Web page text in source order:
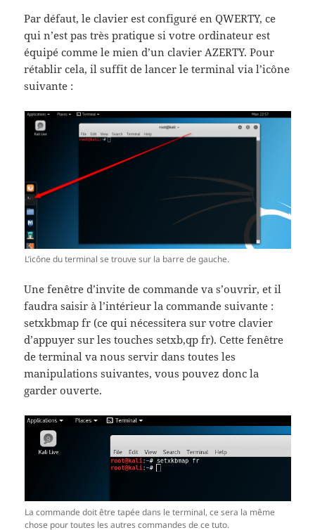
Par défaut, le clavier est configuré en QWERTY, ce
qui n’est pas très pratique si votre ordinateur est
équipé comme le mien d’un clavier AZERTY. Pour
rétablir cela, il suffit de lancer le terminal via l’icône
suivante :
L’icône du terminal se trouve sur la barre de gauche.
Une fenêtre d’invite de commande va s’ouvrir, et il
faudra saisir à l’intérieur la commande suivante :
setxkbmap fr (ce qui nécessitera sur votre clavier
d’appuyer sur les touches setxb,qp fr). Cette fenêtre
de terminal va nous servir dans toutes les
manipulations suivantes, vous pouvez donc la
garder ouverte.
La commande doit être tapée dans le terminal, ce sera la même
chose pour toutes les autres commandes de ce tuto.